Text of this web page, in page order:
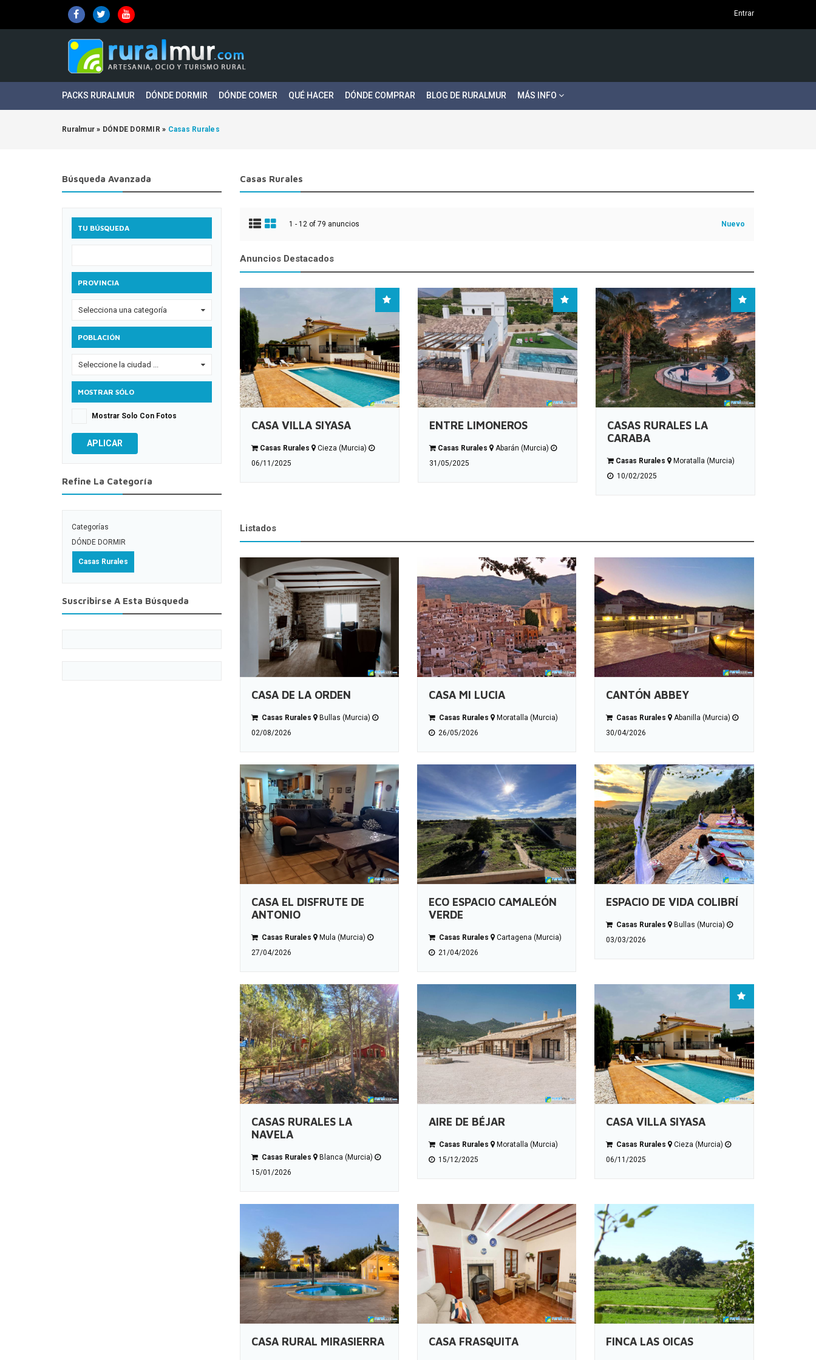
Entrar
PACKS RURALMUR DÓNDE DORMIR DÓNDE COMER QUÉ HACER DÓNDE COMPRAR BLOG DE RURALMUR MÁS INFO
Ruralmur » DÓNDE DORMIR » Casas Rurales
Búsqueda Avanzada
TU BÚSQUEDA
PROVINCIA
Selecciona una categoría
POBLACIÓN
Seleccione la ciudad ...
MOSTRAR SÓLO
Mostrar Solo Con Fotos
APLICAR
Refine La Categoría
Categorías
DÓNDE DORMIR
Casas Rurales
Suscribirse A Esta Búsqueda
Casas Rurales
1 - 12 of 79 anuncios Nuevo
Anuncios Destacados
CASA VILLA SIYASA
Casas Rurales
Cieza (Murcia)
06/11/2025
ENTRE LIMONEROS
Casas Rurales
Abarán (Murcia)
31/05/2025
CASAS RURALES LA
CARABA
Casas Rurales
Moratalla (Murcia)
10/02/2025
Listados
CASA DE LA ORDEN
Casas Rurales
Bullas (Murcia)
02/08/2026
CASA MI LUCIA
Casas Rurales
Moratalla (Murcia)
26/05/2026
CANTÓN ABBEY
Casas Rurales
Abanilla (Murcia)
30/04/2026
CASA EL DISFRUTE DE
ANTONIO
Casas Rurales
Mula (Murcia)
27/04/2026
ECO ESPACIO CAMALEÓN
VERDE
Casas Rurales
Cartagena (Murcia)
21/04/2026
ESPACIO DE VIDA COLIBRÍ
Casas Rurales
Bullas (Murcia)
03/03/2026
CASAS RURALES LA
NAVELA
Casas Rurales
Blanca (Murcia)
15/01/2026
AIRE DE BÉJAR
Casas Rurales
Moratalla (Murcia)
15/12/2025
CASA VILLA SIYASA
Casas Rurales
Cieza (Murcia)
06/11/2025
CASA RURAL MIRASIERRA CASA FRASQUITA FINCA LAS OICAS